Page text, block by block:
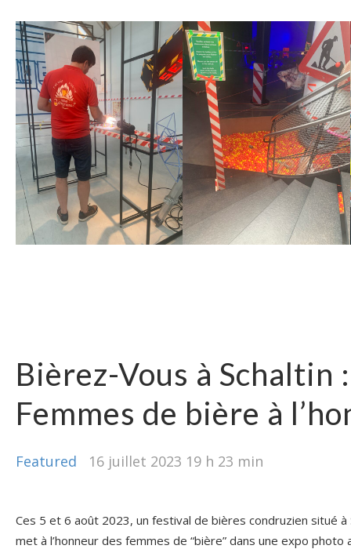
Bièrez-Vous à Schaltin
Femmes de bière à
Featured 16 juillet 2023 19 h 23 min
Ces 5 et 6 août 2023, un festival de bières condruzien situé à
met à l’honneur des femmes de “bière” dans une expo